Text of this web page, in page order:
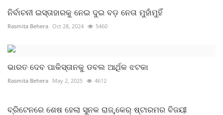
ନିର୍ବାଚନୀ ଇସ୍ତାହାରକୁ ନେଇ ଦୁଇ ବଡ଼ ନେତା ମୁହାଁମୁହିଁ
Rasmita Behera Oct 28, 2024 5460
ଭାରତ ଦେବ ପାକିସ୍ତାନକୁ ଡବଲ ଆର୍ଥିକ ଝଟକା
Rasmita Behera May 2, 2025 4612
ବ୍ରିଟେନରେ ଶେଷ ହେଲା ସୁନକ ରାଜ୍,କେର୍ ଷ୍ଟାରମର ବିଜୟୀ